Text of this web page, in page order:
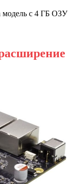
модель с 4 ГБ ОЗУ